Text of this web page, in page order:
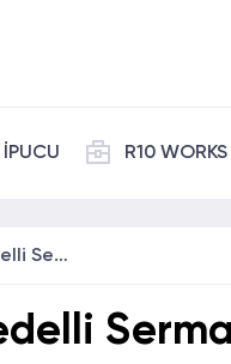
İPUCU R10 WORKS
Tat Gıda’dan (TATGD) Bedelli Sermaye Artırımı: Tüm Hisselerin Satışı Tamamlandı